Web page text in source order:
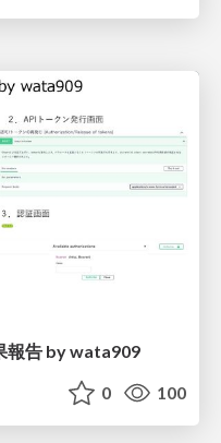
報告 by wata909
0 100